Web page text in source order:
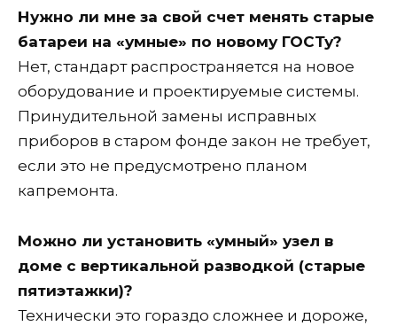
Нужно ли мне за свой счет менять старые
батареи на «умные» по новому ГОСТу?
Нет, стандарт распространяется на новое
оборудование и проектируемые системы.
Принудительной замены исправных
приборов в старом фонде закон не требует,
если это не предусмотрено планом
капремонта.
Можно ли установить «умный» узел в
доме с вертикальной разводкой (старые
пятиэтажки)?
Технически это гораздо сложнее и дороже,